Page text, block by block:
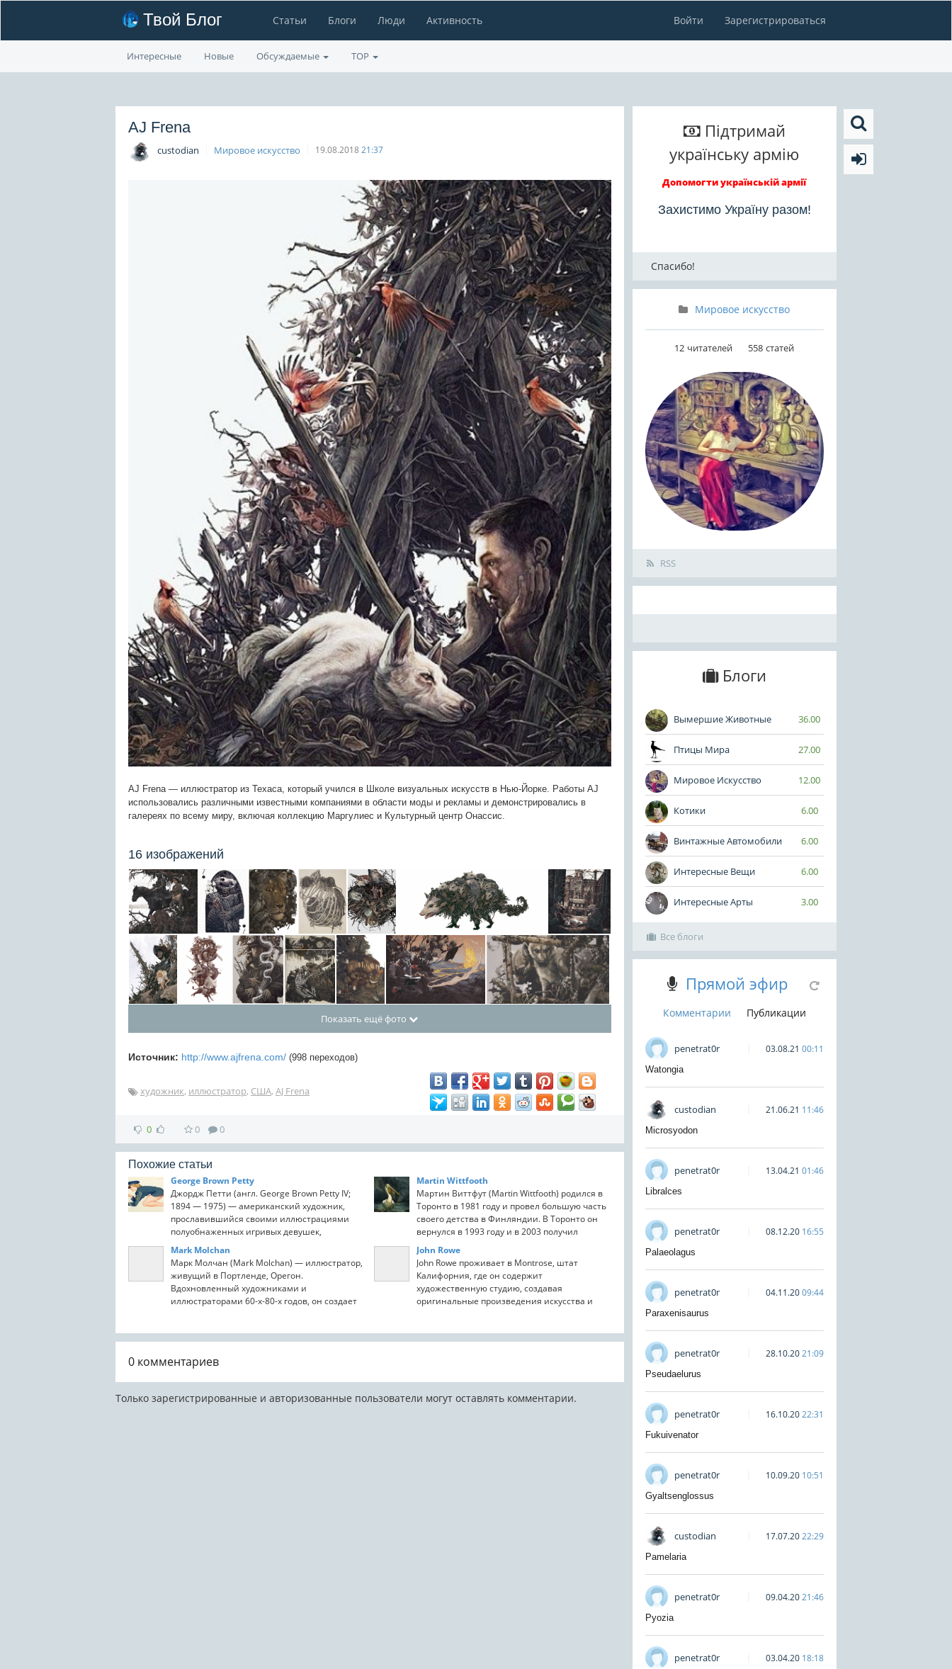
Твой Блог Статьи Блоги Люди Активность Войти Зарегистрироваться
Интересные Новые Обсуждаемые TOP
AJ Frena
custodian Мировое искусство 19.08.2018 21:37
AJ Frena — иллюстратор из Техаса, который учился в Школе визуальных искусств в Нью-Йорке. Работы AJ
использовались различными известными компаниями в области моды и рекламы и демонстрировались в
галереях по всему миру, включая коллекцию Маргулиес и Культурный центр Онассис.
16 изображений
Показать ещё фото
Источник: http://www.ajfrena.com/ (998 переходов)
художник, иллюстратор, США, AJ Frena
0 0 0
Похожие статьи
George Brown Petty
Джордж Петти (англ. George Brown Petty IV;
1894 — 1975) — американский художник,
прославившийся своими иллюстрациями
полуобнаженных игривых девушек,
нарисованных специально...
Martin Wittfooth
Мартин Виттфут (Martin Wittfooth) родился в
Торонто в 1981 году и провел большую часть
своего детства в Финляндии. В Торонто он
вернулся в 1993 году и в 2003 получил
степень...
Mark Molchan
Марк Молчан (Mark Molchan) — иллюстратор,
живущий в Портленде, Орегон.
Вдохновленный художниками и
иллюстраторами 60-х-80-х годов, он создает
John Rowe
John Rowe проживает в Montrose, штат
Калифорния, где он содержит
художественную студию, создавая
оригинальные произведения искусства и
0 комментариев
Только зарегистрированные и авторизованные пользователи могут оставлять комментарии.
Підтримай
українську армію
Допомогти українській армії
Захистимо Україну разом!
Спасибо!
Мировое искусство
12 читателей 558 статей
RSS
Блоги
Вымершие Животные 36.00
Птицы Мира 27.00
Мировое Искусство 12.00
Котики 6.00
Винтажные Автомобили 6.00
Интересные Вещи 6.00
Интересные Арты 3.00
Все блоги
Прямой эфир
Комментарии Публикации
penetrat0r 03.08.21 00:11
Watongia
custodian 21.06.21 11:46
Microsyodon
penetrat0r 13.04.21 01:46
Libralces
penetrat0r 08.12.20 16:55
Palaeolagus
penetrat0r 04.11.2009:44
Paraxenisaurus
penetrat0r 28.10.2021:09
Pseudaelurus
penetrat0r 16.10.2022:31
Fukuivenator
penetrat0r 10.09.20 10:51
Gyaltsenglossus
custodian 17.07.2022:29
Pamelaria
penetrat0r 09.04.2021:46
Pyozia
penetrat0r 03.04.20 18:18